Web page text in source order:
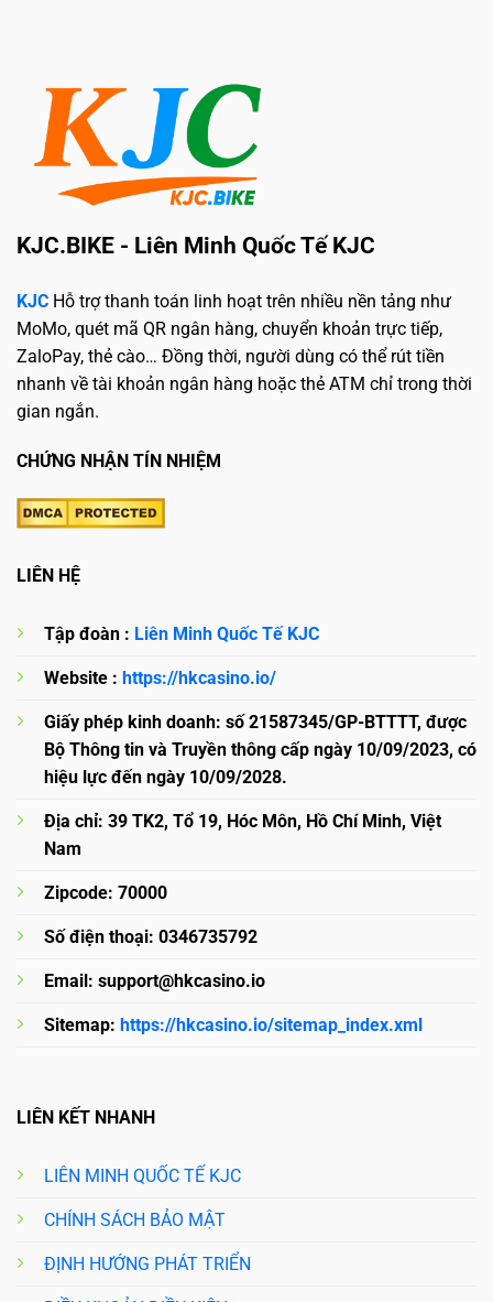
KJC.BIKE - Liên Minh Quốc Tế KJC
KJC Hỗ trợ thanh toán linh hoạt trên nhiều nền tảng như
MoMo, quét mã QR ngân hàng, chuyển khoản trực tiếp,
ZaloPay, thẻ cào… Đồng thời, người dùng có thể rút tiền
nhanh về tài khoản ngân hàng hoặc thẻ ATM chỉ trong thời
gian ngắn.
CHỨNG NHẬN TÍN NHIỆM
LIÊN HỆ
Tập đoàn : Liên Minh Quốc Tế KJC
Website : https://hkcasino.io/
Giấy phép kinh doanh: số 21587345/GP-BTTTT, được
Bộ Thông tin và Truyền thông cấp ngày 10/09/2023, có
hiệu lực đến ngày 10/09/2028.
Địa chỉ: 39 TK2, Tổ 19, Hóc Môn, Hồ Chí Minh, Việt
Nam
Zipcode: 70000
Số điện thoại: 0346735792
Email: support@hkcasino.io
Sitemap: https://hkcasino.io/sitemap_index.xml
LIÊN KẾT NHANH
LIÊN MINH QUỐC TẾ KJC
CHÍNH SÁCH BẢO MẬT
ĐỊNH HƯỚNG PHÁT TRIỂN